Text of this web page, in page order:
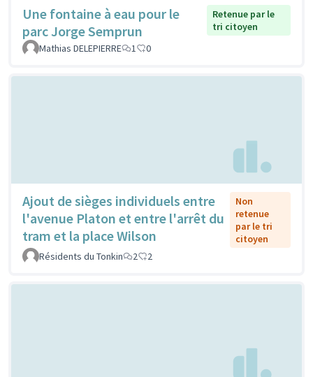
Une fontaine à eau pour le
parc Jorge Semprun
Retenue par le
tri citoyen
Mathias DELEPIERRE
1 0
Ajout de sièges individuels entre
l'avenue Platon et entre l'arrêt du
tram et la place Wilson
Non
retenue
par le tri
citoyen
Résidents du Tonkin
2 2